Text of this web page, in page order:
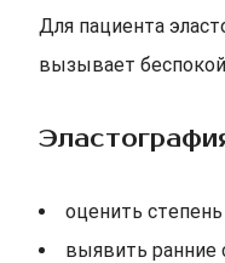
Для пациента
вызывает
оценить
выявить ранние